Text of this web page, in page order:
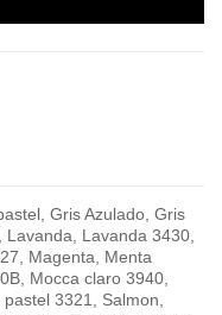
Gris Azulado, Gris
Lavanda 3430,
Magenta, Menta
Mocca claro 3940,
3321, Salmon,